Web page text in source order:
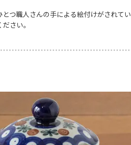
とつ職人さんの手による絵付けがされて
さい。